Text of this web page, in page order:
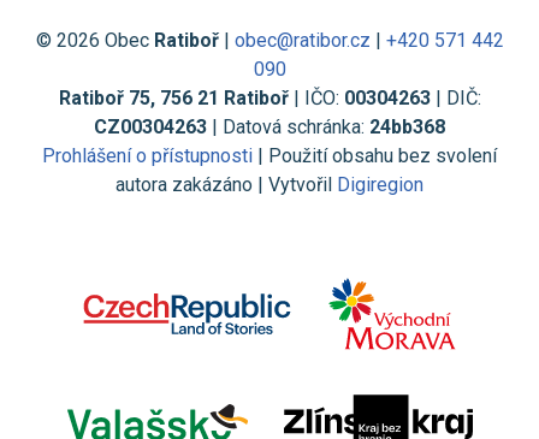
© 2026 Obec Ratiboř| obec@ratibor.cz
+420 571 442
090
Ratiboř 75, 756 21 Ratiboř| IČO: 00304263| DIČ:
CZ00304263 | Datová schránka: 24bb368
Prohlášení o přístupnosti | Použití obsahu bez svolení
autora zakázáno | Vytvořil Digiregion